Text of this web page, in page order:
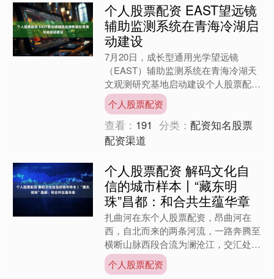
个人股票配资 EAST望远镜
辅助监测系统在青海冷湖启
动建设
7月20日，成长型通用光学望远镜
（EAST）辅助监测系统在青海冷湖天
文观测研究基地启动建设个人股票配
资，这一系统旨在面向国家未来大科学
装置布局需求，构建具备自主....
个人股票配资
查看： 191 分类：配资知名股票
配资渠道
个人股票配资 解码文化自
信的城市样本丨“藏东明
珠”昌都：和合共生蕴华章
扎曲河在东个人股票配资，昂曲河在
西，自北而来的两条河流，一路奔腾至
横断山脉西段合流为澜沧江，交汇处即
为藏东明珠昌都。 金沙江、澜沧江、
怒江奔流不息，茶马古道见证....
个人股票配资